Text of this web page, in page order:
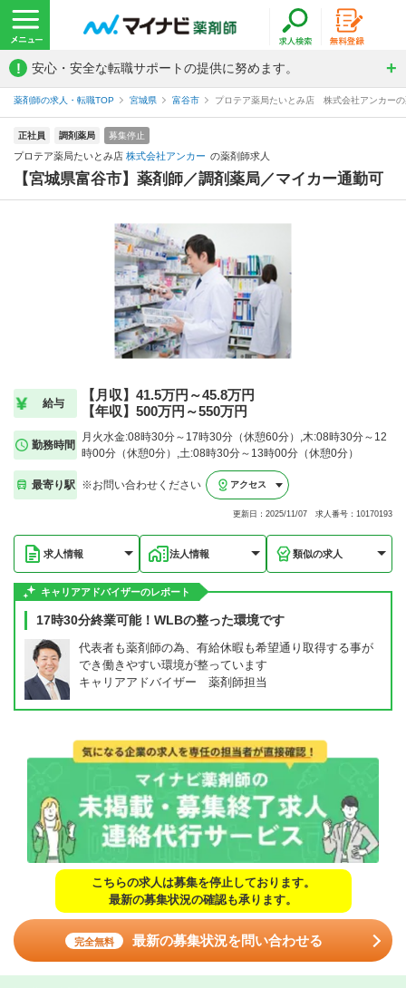
! 安心・安全な転職サポートの提供に努めます。
薬剤師の求人・転職TOP 宮城県 富谷市 プロテア薬局たいとみ店 株式会社アンカー
正社員 調剤薬局 募集停止
プロテア薬局たいとみ店 株式会社アンカー の薬剤師求人
【宮城県富谷市】薬剤師／調剤薬局／マイカー通勤可
給与
【月収】41.5万円～45.8万円
【年収】500万円～550万円
勤務時間
月火水金:08時30分～17時30分（休憩60分）,木:08時30分～12
時00分（休憩0分）,土:08時30分～13時00分（休憩0分）
最寄り駅 ※お問い合わせください アクセス
更新日：2025/11/07 求人番号：10170193
求人情報 法人情報 類似の求人
キャリアアドバイザーのレポート
17時30分終業可能！WLBの整った環境です
代表者も薬剤師の為、有給休暇も希望通り取得する事が
でき働きやすい環境が整っています
キャリアアドバイザー 薬剤師担当
こちらの求人は募集を停止しております。
最新の募集状況の確認も承ります。
完全無料 最新の募集状況を問い合わせる